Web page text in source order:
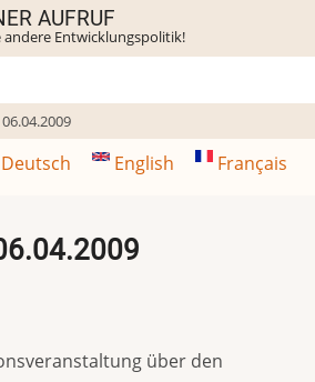
AUFRUF
andere Entwicklungspolitik!
Deutsch English Français
über den